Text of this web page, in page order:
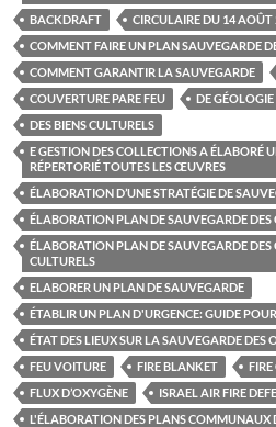
BACKDRAFT
CIRCULAIRE DU 14 AOÛT
COMMENT FAIRE UN PLAN SAUVEGARDE
COMMENT GARANTIR LA SAUVEGARDE
COUVERTURE PARE FEU
DE
DES BIENS CULTURELS
E GESTION DES COLLECTIONS A ÉLABORÉ
RÉPERTORIÉ TOUTES LES ŒUVRES
ÉLABORATION D’UNE STRATÉGIE DE
ÉLABORATION PLAN DE SAUVEGARDE
ÉLABORATION PLAN DE SAUVEGARDE DES
CULTURELS
ELABORER UN PLAN DE SAUVEGARDE
ÉTABLIR UN PLAN D'URGENCE: GUIDE
ÉTAT DES LIEUX SUR LA SAUVEGARDE DES
FEU VOITURE
FIRE BLANKET FIRE
FLUX D’OXYGÈNE
ISRAEL AIR FIRE
L'ÉLABORATION DES PLANS COMMUNAUX